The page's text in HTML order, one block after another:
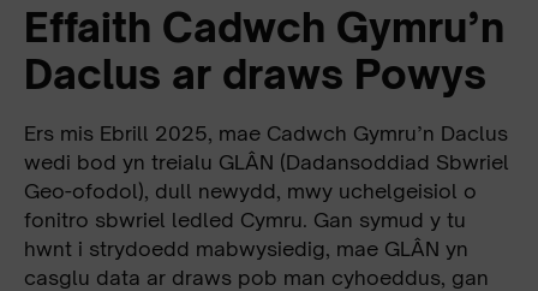
Effaith Cadwch Gymru’n
Daclus ar draws Powys
Ers mis Ebrill 2025, mae Cadwch Gymru’n Daclus
wedi bod yn treialu GLÂN (Dadansoddiad Sbwriel
Geo-ofodol), dull newydd, mwy uchelgeisiol o
fonitro sbwriel ledled Cymru. Gan symud y tu
hwnt i strydoedd mabwysiedig, mae GLÂN yn
casglu data ar draws pob man cyhoeddus, gan